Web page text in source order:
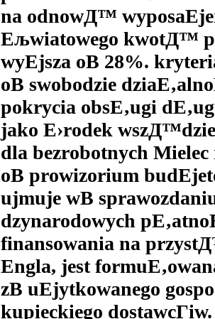
na odnowД™
Ељwiatowego kwotД™
wyЕјsza oВ 28%.
oВ swobodzie
pokrycia obsЕ‚ugi
jako Е›rodek
dla bezrobotnych
oВ prowizorium
ujmuje wВ
dzynarodowych
finansowania na
Engla, jest
zВ uЕјytkowanego
kupieckiego